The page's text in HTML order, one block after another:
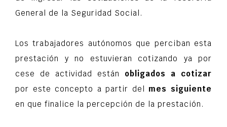
General de la Seguridad Social.
Los trabajadores autónomos que perciban esta
prestación y no estuvieran cotizando ya por
cese de actividad están obligados a cotizar
por este concepto a partir del mes siguiente
en que finalice la percepción de la prestación.